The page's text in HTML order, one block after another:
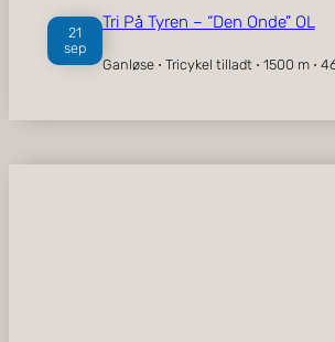
21
sep
Tri På Tyren – “Den Onde” OL
Ganløse ⋅ Tricykel tilladt ⋅ 1500 m ⋅